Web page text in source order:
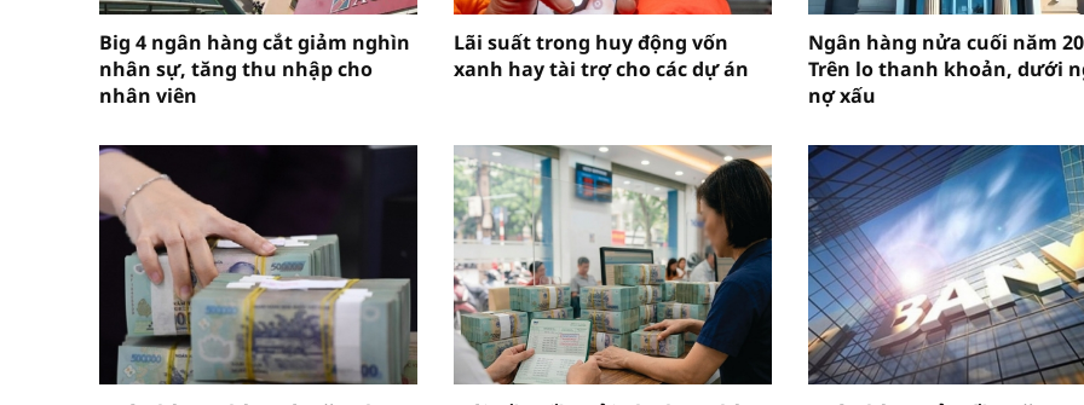
Big 4 ngân hàng cắt giảm nghìn
nhân sự, tăng thu nhập cho
nhân viên
Lãi suất trong huy động vốn
xanh hay tài trợ cho các dự án
Ngân hàng nửa cuối năm
Trên lo thanh khoản, dưới
nợ xấu